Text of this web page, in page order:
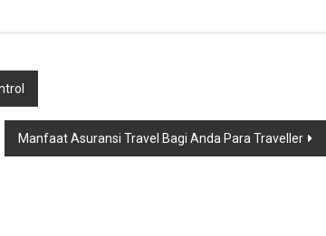
Manfaat Asuransi Travel Bagi Anda Para Traveller